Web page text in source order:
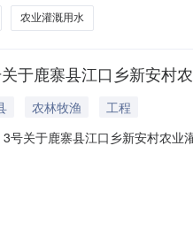
农业灌溉用水
于鹿寨县江口乡新安村
农林牧渔
工程
号关于鹿寨县江口乡新安村农
月20日印发相关附件：相关文